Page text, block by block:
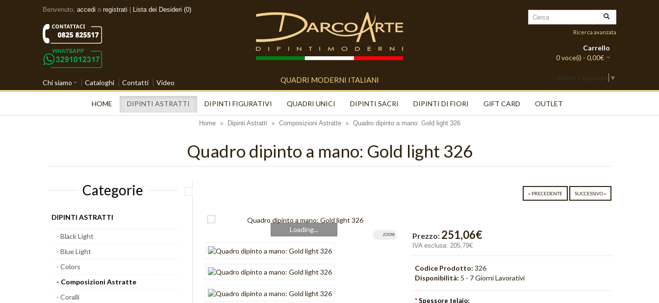
QUADRI MODERNI ITALIANI
Benvenuto, accedi o registrati Lista dei Desideri (0)
Chi siamo Cataloghi Contatti Video
Ricerca avanzata
Carrello
0 voce(i) - 0,00€
Select Language ▼
HOME DIPINTI ASTRATTI DIPINTI FIGURATIVI QUADRI UNICI DIPINTI SACRI DIPINTI DI FIORI GIFT CARD OUTLET
Home » Dipinti Astratti » Composizioni Astratte » Quadro dipinto a mano: Gold light 326
Quadro dipinto a mano: Gold light 326
Categorie
DIPINTI ASTRATTI
- Black Light
- Blue Light
- Colors
- Composizioni Astratte
- Coralli
« PRECEDENTE SUCCESSIVO »
Loading...
ZOOM Prezzo: 251,06€
IVA esclusa: 205,79€
Codice Prodotto: 326
Disponibilità: 5 - 7 Giorni Lavorativi
* Spessore telaio: